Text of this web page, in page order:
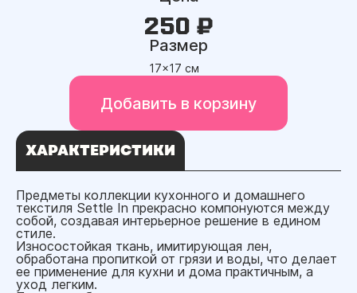
250 ₽
Размер
17x17 см
Добавить в корзину
ХАРАКТЕРИСТИКИ
Предметы коллекции кухонного и домашнего
текстиля Settle In прекрасно компонуются между
собой, создавая интерьерное решение в едином
стиле.
Износостойкая ткань, имитирующая лен,
обработана пропиткой от грязи и воды, что делает
ее применение для кухни и дома практичным, а
уход легким.